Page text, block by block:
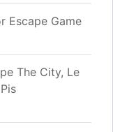
Escape Game
The City, Le